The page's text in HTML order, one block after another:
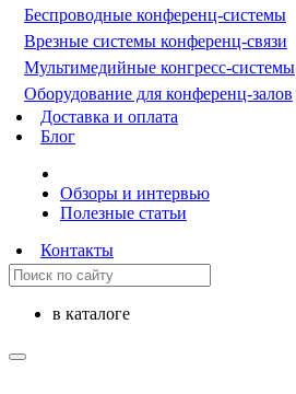
Беспроводные конференц-системы
Врезные системы конференц-связи
Мультимедийные конгресс-системы
Оборудование для конференц-залов
Доставка и оплата
Блог
Обзоры и интервью
Полезные статьи
Контакты
в каталоге